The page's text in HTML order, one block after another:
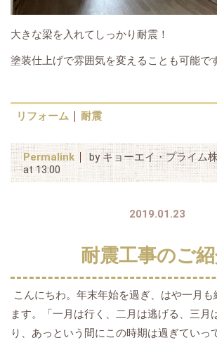
大きな梁を入れてしっかり耐震！
塗装仕上げで雰囲気を変えることも可能で
リフォーム 耐震
Permalink
by キョーエイ・プライム
at 13:00
2019.01.23
耐震工事のご
こんにちわ。年末年始を過ぎ、はや一月
ます。「一月は行く、二月は逃げる、三月
り、あっという間にこの時期は過ぎていっ